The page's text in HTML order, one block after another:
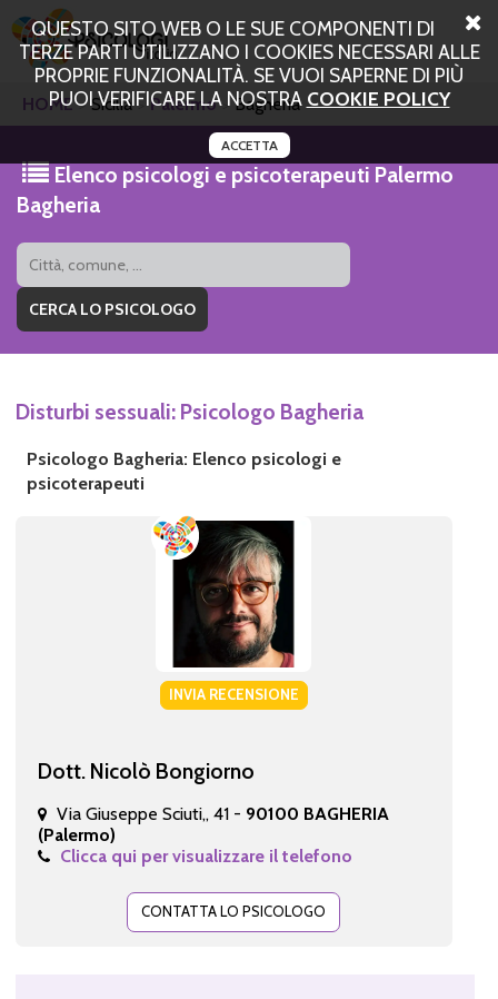
QUESTO SITO WEB O LE SUE COMPONENTI DI
TERZE PARTI UTILIZZANO I COOKIES NECESSARI ALLE
PROPRIE FUNZIONALITÀ. SE VUOI SAPERNE DI PIÙ
PUOI VERIFICARE LA NOSTRA COOKIE POLICY
ACCETTA
HOME Sicilia Palermo Bagheria
Elenco psicologi e psicoterapeuti Palermo
Bagheria
Disturbi sessuali: Psicologo Bagheria
Psicologo Bagheria: Elenco psicologi e
psicoterapeuti
INVIA RECENSIONE
Dott. Nicolò Bongiorno
Via Giuseppe Sciuti,, 41 - 90100 BAGHERIA
(Palermo)
Clicca qui per visualizzare il telefono
CONTATTA LO PSICOLOGO